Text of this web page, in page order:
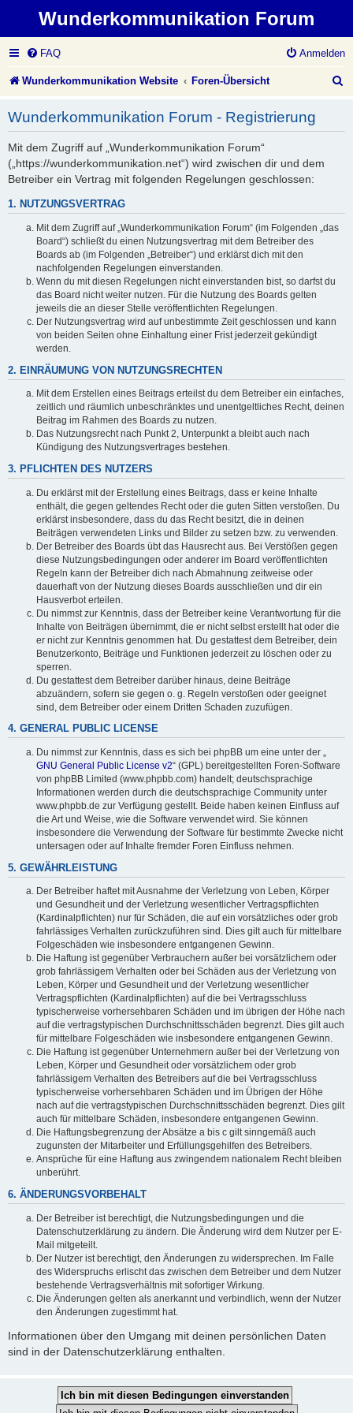
Wunderkommunikation Forum
FAQ Anmelden
Wunderkommunikation Website Foren-Übersicht
Wunderkommunikation Forum - Registrierung
Mit dem Zugriff auf „Wunderkommunikation Forum“
(„https://wunderkommunikation.net“) wird zwischen dir und dem
Betreiber ein Vertrag mit folgenden Regelungen geschlossen:
1. NUTZUNGSVERTRAG
Mit dem Zugriff auf „Wunderkommunikation Forum“ (im Folgenden „das
Board“) schließt du einen Nutzungsvertrag mit dem Betreiber des
Boards ab (im Folgenden „Betreiber“) und erklärst dich mit den
nachfolgenden Regelungen einverstanden.
Wenn du mit diesen Regelungen nicht einverstanden bist, so darfst du
das Board nicht weiter nutzen. Für die Nutzung des Boards gelten
jeweils die an dieser Stelle veröffentlichten Regelungen.
Der Nutzungsvertrag wird auf unbestimmte Zeit geschlossen und kann
von beiden Seiten ohne Einhaltung einer Frist jederzeit gekündigt
werden.
2. EINRÄUMUNG VON NUTZUNGSRECHTEN
Mit dem Erstellen eines Beitrags erteilst du dem Betreiber ein einfaches,
zeitlich und räumlich unbeschränktes und unentgeltliches Recht, deinen
Beitrag im Rahmen des Boards zu nutzen.
Das Nutzungsrecht nach Punkt 2, Unterpunkt a bleibt auch nach
Kündigung des Nutzungsvertrages bestehen.
3. PFLICHTEN DES NUTZERS
Du erklärst mit der Erstellung eines Beitrags, dass er keine Inhalte
enthält, die gegen geltendes Recht oder die guten Sitten verstoßen. Du
erklärst insbesondere, dass du das Recht besitzt, die in deinen
Beiträgen verwendeten Links und Bilder zu setzen bzw. zu verwenden.
Der Betreiber des Boards übt das Hausrecht aus. Bei Verstößen gegen
diese Nutzungsbedingungen oder anderer im Board veröffentlichten
Regeln kann der Betreiber dich nach Abmahnung zeitweise oder
dauerhaft von der Nutzung dieses Boards ausschließen und dir ein
Hausverbot erteilen.
Du nimmst zur Kenntnis, dass der Betreiber keine Verantwortung für die
Inhalte von Beiträgen übernimmt, die er nicht selbst erstellt hat oder die
er nicht zur Kenntnis genommen hat. Du gestattest dem Betreiber, dein
Benutzerkonto, Beiträge und Funktionen jederzeit zu löschen oder zu
sperren.
Du gestattest dem Betreiber darüber hinaus, deine Beiträge
abzuändern, sofern sie gegen o. g. Regeln verstoßen oder geeignet
sind, dem Betreiber oder einem Dritten Schaden zuzufügen.
4. GENERAL PUBLIC LICENSE
Du nimmst zur Kenntnis, dass es sich bei phpBB um eine unter der „
GNU General Public License v2“ (GPL) bereitgestellten Foren-Software
von phpBB Limited (www.phpbb.com) handelt; deutschsprachige
Informationen werden durch die deutschsprachige Community unter
www.phpbb.de zur Verfügung gestellt. Beide haben keinen Einfluss auf
die Art und Weise, wie die Software verwendet wird. Sie können
insbesondere die Verwendung der Software für bestimmte Zwecke nicht
untersagen oder auf Inhalte fremder Foren Einfluss nehmen.
5. GEWÄHRLEISTUNG
Der Betreiber haftet mit Ausnahme der Verletzung von Leben, Körper
und Gesundheit und der Verletzung wesentlicher Vertragspflichten
(Kardinalpflichten) nur für Schäden, die auf ein vorsätzliches oder grob
fahrlässiges Verhalten zurückzuführen sind. Dies gilt auch für mittelbare
Folgeschäden wie insbesondere entgangenen Gewinn.
Die Haftung ist gegenüber Verbrauchern außer bei vorsätzlichem oder
grob fahrlässigem Verhalten oder bei Schäden aus der Verletzung von
Leben, Körper und Gesundheit und der Verletzung wesentlicher
Vertragspflichten (Kardinalpflichten) auf die bei Vertragsschluss
typischerweise vorhersehbaren Schäden und im übrigen der Höhe nach
auf die vertragstypischen Durchschnittsschäden begrenzt. Dies gilt auch
für mittelbare Folgeschäden wie insbesondere entgangenen Gewinn.
Die Haftung ist gegenüber Unternehmern außer bei der Verletzung von
Leben, Körper und Gesundheit oder vorsätzlichem oder grob
fahrlässigem Verhalten des Betreibers auf die bei Vertragsschluss
typischerweise vorhersehbaren Schäden und im Übrigen der Höhe
nach auf die vertragstypischen Durchschnittsschäden begrenzt. Dies gilt
auch für mittelbare Schäden, insbesondere entgangenen Gewinn.
Die Haftungsbegrenzung der Absätze a bis c gilt sinngemäß auch
zugunsten der Mitarbeiter und Erfüllungsgehilfen des Betreibers.
Ansprüche für eine Haftung aus zwingendem nationalem Recht bleiben
unberührt.
6. ÄNDERUNGSVORBEHALT
Der Betreiber ist berechtigt, die Nutzungsbedingungen und die
Datenschutzerklärung zu ändern. Die Änderung wird dem Nutzer per E-
Mail mitgeteilt.
Der Nutzer ist berechtigt, den Änderungen zu widersprechen. Im Falle
des Widerspruchs erlischt das zwischen dem Betreiber und dem Nutzer
bestehende Vertragsverhältnis mit sofortiger Wirkung.
Die Änderungen gelten als anerkannt und verbindlich, wenn der Nutzer
den Änderungen zugestimmt hat.
Informationen über den Umgang mit deinen persönlichen Daten
sind in der Datenschutzerklärung enthalten.